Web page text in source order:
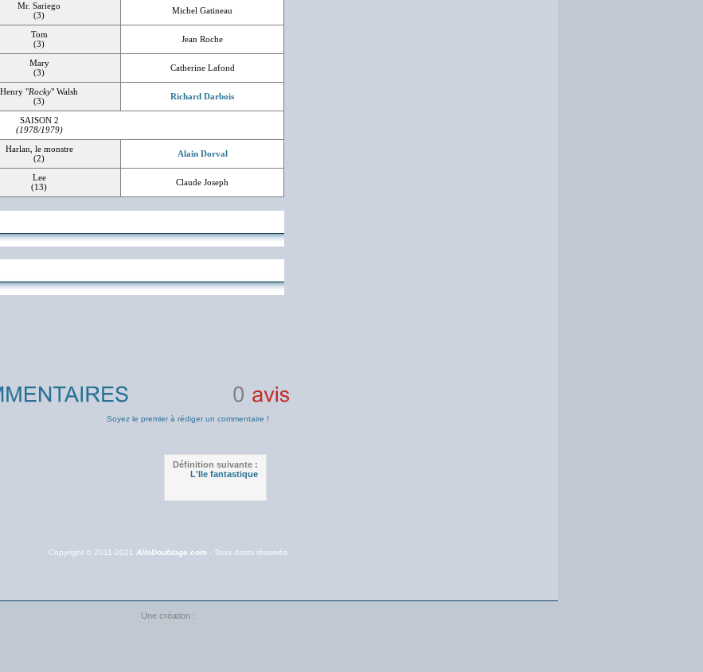
Mr. Sariego
(3)
Michel Gatineau
Tom
(3)
Jean Roche
Mary
(3)
Catherine Lafond
Henry "Rocky" Walsh
(3)
Richard Darbois
SAISON 2
(1978/1979)
Harlan, le monstre
(2)
Alain Dorval
Lee
(13)
Claude Joseph
Soyez le premier à rédiger un commentaire !
Définition suivante :
L'Ile fantastique
Copyright © 2011-2021 AlloDoublage.com - Tous droits réservés
Une création :